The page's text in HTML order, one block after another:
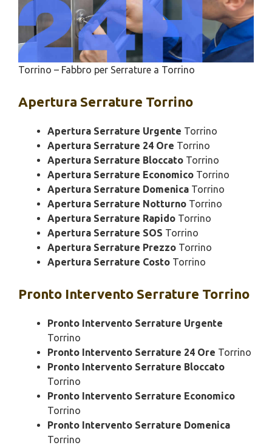
Torrino – Fabbro per Serrature a Torrino
Apertura Serrature Torrino
Apertura Serrature Urgente Torrino
Apertura Serrature 24 Ore Torrino
Apertura Serrature Bloccato Torrino
Apertura Serrature Economico Torrino
Apertura Serrature Domenica Torrino
Apertura Serrature Notturno Torrino
Apertura Serrature Rapido Torrino
Apertura Serrature SOS Torrino
Apertura Serrature Prezzo Torrino
Apertura Serrature Costo Torrino
Pronto Intervento Serrature Torrino
Pronto Intervento Serrature Urgente
Torrino
Pronto Intervento Serrature 24 Ore Torrino
Pronto Intervento Serrature Bloccato
Torrino
Pronto Intervento Serrature Economico
Torrino
Pronto Intervento Serrature Domenica
Torrino